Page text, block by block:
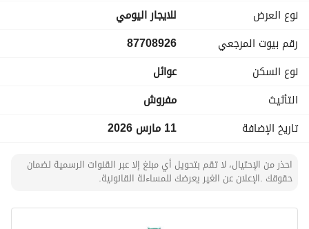
في منزال نؤمن أن خدمتكم وراحتكم هي اولويتنا
حياكم الله،،،
‏“At Menzal, we don’t just provide accommodation — we
offer a distinctive stay experience. ”
نوع العرض
للايجار اليومي
رقم بيوت المرجعي
87708926
نوع السكن
عوائل
التأثيث
مفروش
تاريخ الإضافة
11 مارس 2026
احذر من الإحتيال، لا تقم بتحويل أي مبلغ إلا عبر القنوات الرسمية لضمان
حقوقك .الإعلان عن الغير يعرضك للمساءلة القانونية.